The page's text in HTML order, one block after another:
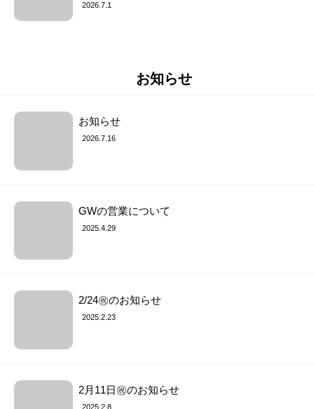
2026.7.1
お知らせ
お知らせ
2026.7.16
GWの営業について
2025.4.29
2/24㊗︎のお知らせ
2025.2.23
2月11日㊗︎のお知らせ
2025.2.8